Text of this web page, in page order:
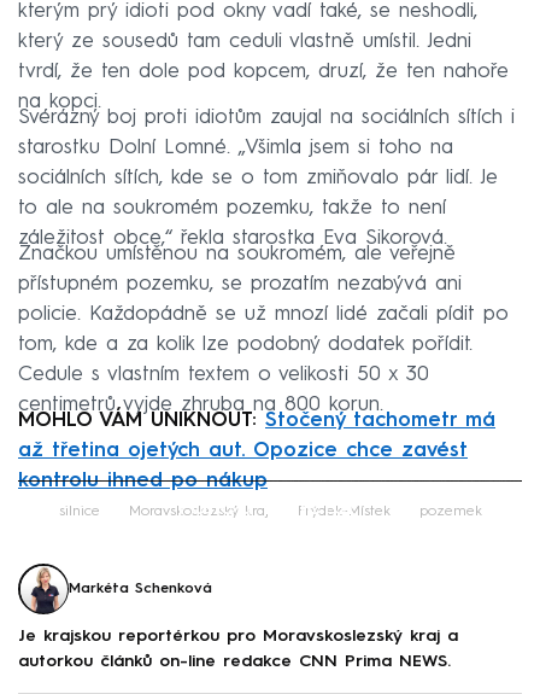
kterým prý idioti pod okny vadí také, se neshodli,
který ze sousedů tam ceduli vlastně umístil. Jedni
tvrdí, že ten dole pod kopcem, druzí, že ten nahoře
na kopci.
Svérázný boj proti idiotům zaujal na sociálních sítích i
starostku Dolní Lomné. „Všimla jsem si toho na
sociálních sítích, kde se o tom zmiňovalo pár lidí. Je
to ale na soukromém pozemku, takže to není
záležitost obce,“ řekla starostka Eva Sikorová.
Značkou umístěnou na soukromém, ale veřejně
přístupném pozemku, se prozatím nezabývá ani
policie. Každopádně se už mnozí lidé začali pídit po
tom, kde a za kolik lze podobný dodatek pořídit.
Cedule s vlastním textem o velikosti 50 x 30
centimetrů vyjde zhruba na 800 korun.
MOHLO VÁM UNIKNOUT: Stočený tachometr má
až třetina ojetých aut. Opozice chce zavést
kontrolu ihned po nákup
Failed to fetch
silnice Moravskoslezský kraj Frýdek-Místek pozemek
Markéta Schenková
Je krajskou reportérkou pro Moravskoslezský kraj a
autorkou článků on-line redakce CNN Prima NEWS.